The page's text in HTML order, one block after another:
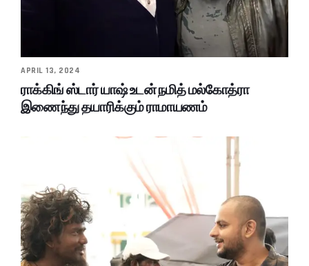
APRIL 13, 2024
ராக்கிங் ஸ்டார் யாஷ் உடன் நமித் மல்கோத்ரா
இணைந்து தயாரிக்கும் ராமாயணம்